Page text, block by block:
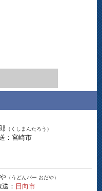
（くしまんたろう）
：宮崎市
（うどんバー おだや）
： 日向市